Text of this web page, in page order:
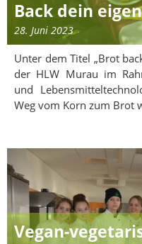
Back dein
28. Juni 2023
Unter dem Titel „Brot
der HLW Murau im
und
Weg vom Korn zum Brot
Vegan-